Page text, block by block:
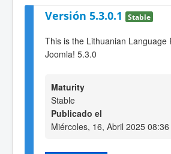
Versión 5.3.0.1 Stable
This is the Lithuanian Language
Joomla! 5.3.0
Maturity
Stable
Publicado el
Miércoles, 16, Abril 2025 08:36